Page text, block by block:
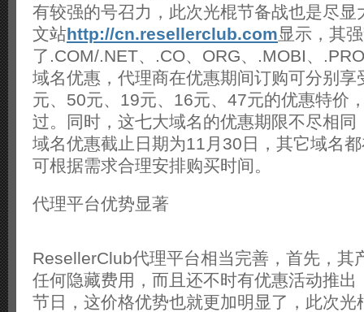
有较强的号召力，此次光棍节备战也是尽显
文站http://cn.resellerclub.com显示，其
了.COM/.NET、.CO、ORG、.MOBI、
域名优惠，代理商在优惠期间订购可分别
元、50元、19元、16元、47元的优惠特价
过。同时，这七大域名的优惠期限不尽相同
域名优惠截止日期为11月30日，其它域名
可根据需求合理安排购买时间。
代理平台优势显著
ResellerClub代理平台相当完善，首先，其
任何隐藏费用，而且还不时有优惠活动推出
节日，这价格优势也就更加明显了，此次光